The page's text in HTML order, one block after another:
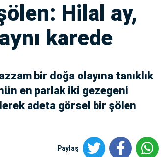
Hilal ay,
karede
bir doğa olayına tanıklık
en parlak iki gezegeni
adeta görsel bir şölen
Paylaş